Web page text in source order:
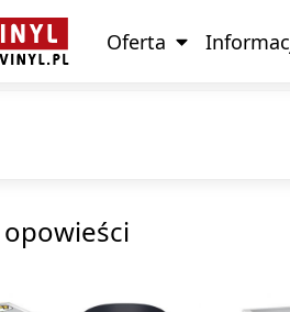
Oferta
opowieści